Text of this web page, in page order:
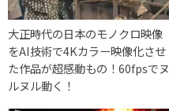
大正時代の日本のモノクロ映像
をAI技術で4Kカラー映像化させ
た作品が超感動もの！60fpsでヌ
ルヌル動く！